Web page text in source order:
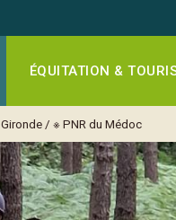
ÉQUITATION &
Gironde / ※ PNR du Médoc